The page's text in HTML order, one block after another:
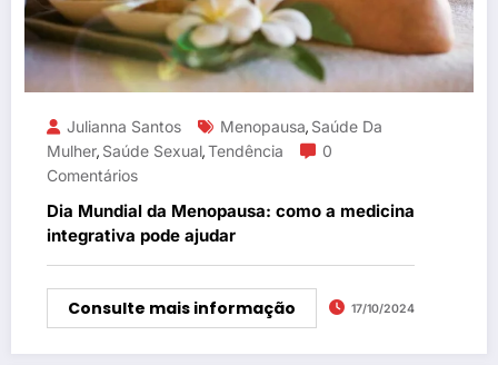
Julianna Santos Menopausa, Saúde Da
Mulher, Saúde Sexual,Tendência
0
Comentários
Dia Mundial da Menopausa: como a medicina
integrativa pode ajudar
Consulte mais informação 17/10/2024